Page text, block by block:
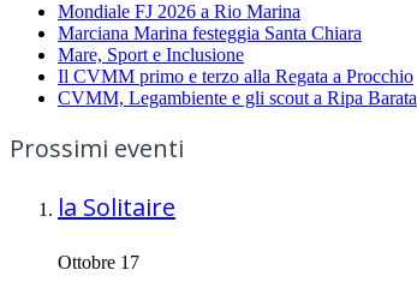
Mondiale FJ 2026 a Rio Marina
Marciana Marina festeggia Santa Chiara
Mare, Sport e Inclusione
Il CVMM primo e terzo alla Regata a Procchio
CVMM, Legambiente e gli scout a Ripa Barata
Prossimi eventi
la Solitaire
Ottobre 17